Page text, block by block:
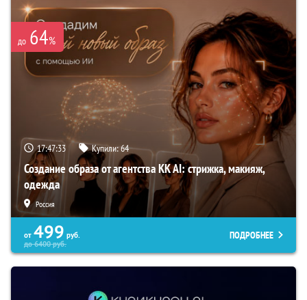
до 64%
17:47:32 Купили:64
Создание образа от агентства KK AI: стрижка, макияж,
одежда
Россия
от 499 руб.
до6400руб.
ПОДРОБНЕЕ